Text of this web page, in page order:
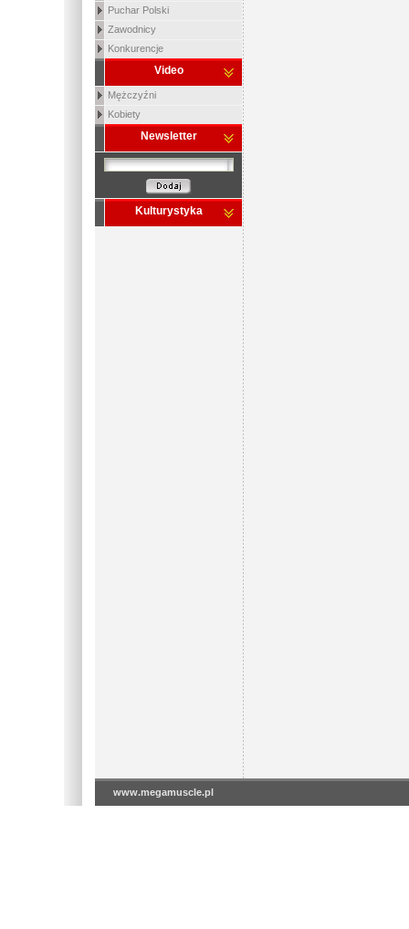
Puchar Polski
Zawodnicy
Konkurencje
Video
Mężczyźni
Kobiety
Newsletter
Kulturystyka
www.megamuscle.pl